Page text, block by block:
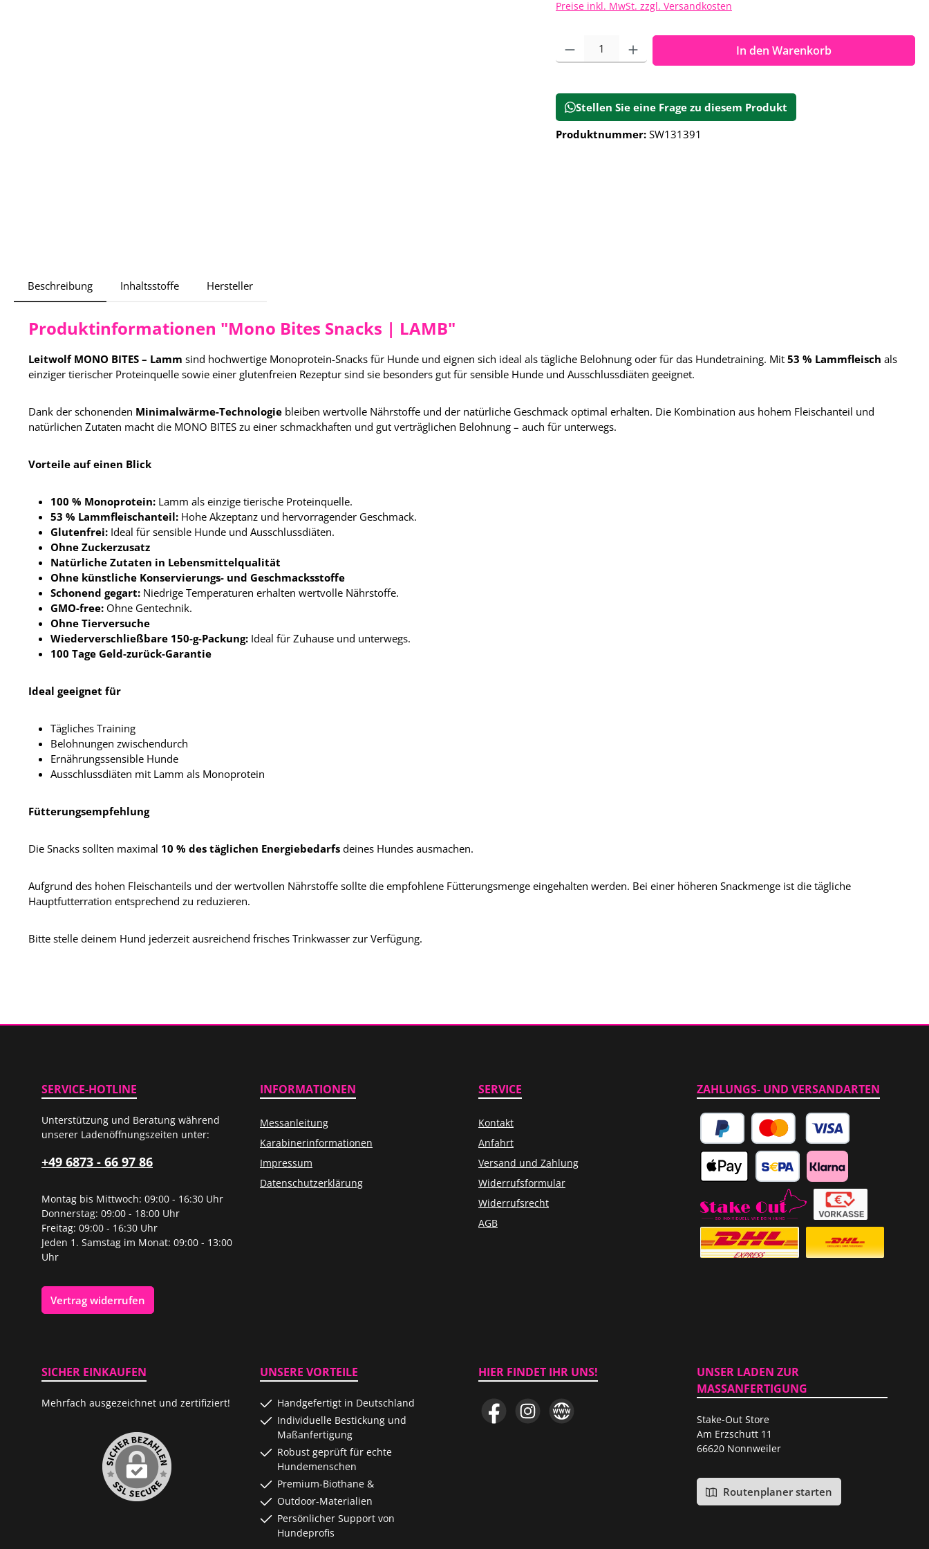
Preise inkl. MwSt. zzgl. Versandkosten
Produkt Anzahl: Gib den gewünschten Wert ein oder benutze die
In den Warenkorb
Stellen Sie eine Frage zu diesem Produkt
Produktnummer: SW131391
Beschreibung Inhaltsstoffe Hersteller
Produktinformationen "Mono Bites Snacks | LAMB"
Leitwolf MONO BITES – Lamm sind hochwertige Monoprotein-Snacks für Hunde und eignen sich ideal als tägliche Belohnung oder für das Hundetraining. Mit 53 % Lammfleisch als
einziger tierischer Proteinquelle sowie einer glutenfreien Rezeptur sind sie besonders gut für sensible Hunde und Ausschlussdiäten geeignet.
Dank der schonenden Minimalwärme-Technologie bleiben wertvolle Nährstoffe und der natürliche Geschmack optimal erhalten. Die Kombination aus hohem Fleischanteil und
natürlichen Zutaten macht die MONO BITES zu einer schmackhaften und gut verträglichen Belohnung – auch für unterwegs.
Vorteile auf einen Blick
100 % Monoprotein: Lamm als einzige tierische Proteinquelle.
53 % Lammfleischanteil: Hohe Akzeptanz und hervorragender Geschmack.
Glutenfrei: Ideal für sensible Hunde und Ausschlussdiäten.
Ohne Zuckerzusatz
Natürliche Zutaten in Lebensmittelqualität
Ohne künstliche Konservierungs- und Geschmacksstoffe
Schonend gegart: Niedrige Temperaturen erhalten wertvolle Nährstoffe.
GMO-free: Ohne Gentechnik.
Ohne Tierversuche
Wiederverschließbare 150-g-Packung: Ideal für Zuhause und unterwegs.
100 Tage Geld-zurück-Garantie
Ideal geeignet für
Tägliches Training
Belohnungen zwischendurch
Ernährungssensible Hunde
Ausschlussdiäten mit Lamm als Monoprotein
Fütterungsempfehlung
Die Snacks sollten maximal 10 % des täglichen Energiebedarfs deines Hundes ausmachen.
Aufgrund des hohen Fleischanteils und der wertvollen Nährstoffe sollte die empfohlene Fütterungsmenge eingehalten werden. Bei einer höheren Snackmenge ist die tägliche
Hauptfutterration entsprechend zu reduzieren.
Bitte stelle deinem Hund jederzeit ausreichend frisches Trinkwasser zur Verfügung.
SERVICE-HOTLINE
Unterstützung und Beratung während
unserer Ladenöffnungszeiten unter:
+49 6873 - 66 97 86
Montag bis Mittwoch: 09:00 - 16:30 Uhr
Donnerstag: 09:00 - 18:00 Uhr
Freitag: 09:00 - 16:30 Uhr
Jeden 1. Samstag im Monat: 09:00 - 13:00
Uhr
Vertrag widerrufen
INFORMATIONEN
Messanleitung
Karabinerinformationen
Impressum
Datenschutzerklärung
SERVICE
Kontakt
Anfahrt
Versand und Zahlung
Widerrufsformular
Widerrufsrecht
AGB
ZAHLUNGS- UND VERSANDARTEN
PayPal Kredit- oder Debitkarte
SEPA Lastschrift
Klarna
Vorkasse
Abholung im Laden
SICHER EINKAUFEN
Mehrfach ausgezeichnet und zertifiziert!
UNSERE VORTEILE
Handgefertigt in Deutschland
Individuelle Bestickung und
Maßanfertigung
Robust geprüft für echte
Hundemenschen
Premium-Biothane &
Outdoor-Materialien
Persönlicher Support von
Hundeprofis
HIER FINDET IHR UNS!
FacebookInstagramWebsite
UNSER LADEN ZUR
MASSANFERTIGUNG
Stake-Out Store
Am Erzschutt 11
66620 Nonnweiler
Routenplaner starten